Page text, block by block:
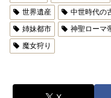
世界遺産
中世時代の
姉妹都市
神聖ローマ
魔女狩り